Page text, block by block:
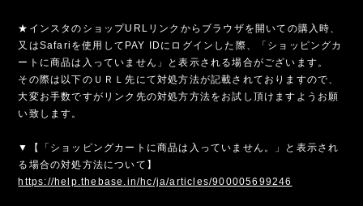
★インスタのショップURLリンクからブラウザを開いての購入時、
又はSafariを使用してPAY IDにログインした際、「ショッピングカ
ートに商品は入っていません」と表示される場合がございます。
その際は以下のＵＲＬ先にて対処方法が記載されておりますので、
大変お手数ですがリンク先の対処方方法をお試し頂けますようお願
い致します。
▼【「ショッピングカートに商品は入っていません。」と表示され
る場合の対処方法について】
https://help.thebase.in/hc/ja/articles/900005699246